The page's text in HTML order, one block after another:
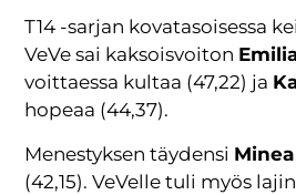
T14 -sarjan kovatasoisessa
VeVe sai kaksoisvoiton
voittaessa kultaa (47,22) ja
hopeaa (44,37).
Menestyksen täydensi
(42,15). VeVelle tuli myös